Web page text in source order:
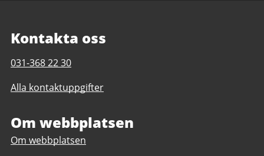
Kontakta oss
Telefonnummer
Askims
031-368 22 30
Alla kontaktuppgifter
Om webbplatsen
Om webbplatsen